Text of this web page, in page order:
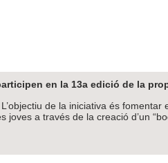
en la 13a edició de la
L’objectiu de la iniciativa és
joves a través de la creació d’un